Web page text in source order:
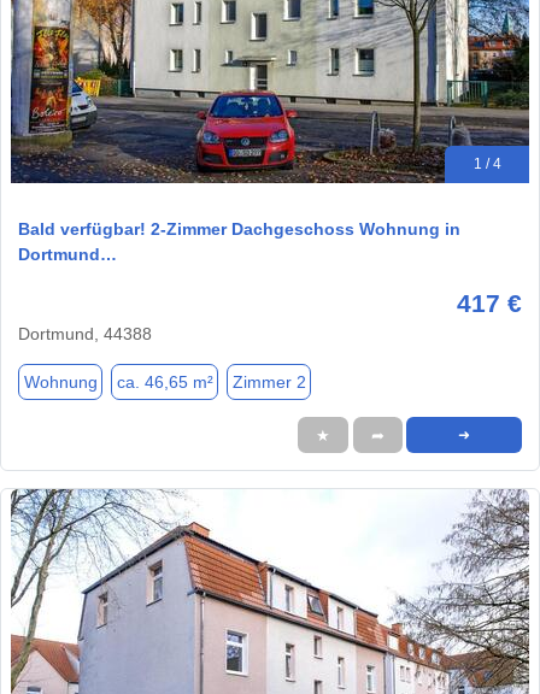
1 / 4
Bald verfügbar! 2-Zimmer Dachgeschoss Wohnung in
Dortmund…
417 €
Dortmund, 44388
Wohnung ca. 46,65 m² Zimmer 2
★ ➦ ➜